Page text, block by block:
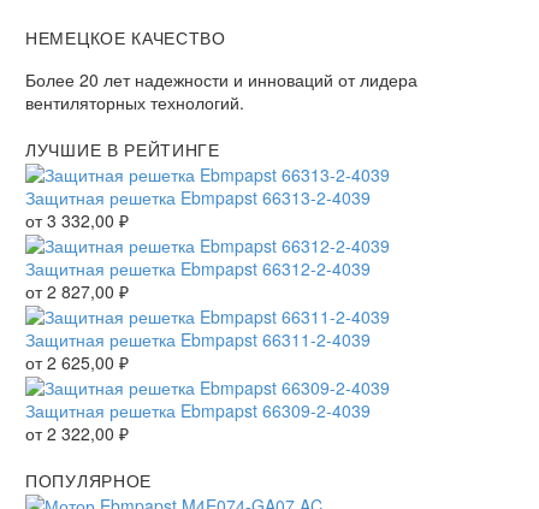
НЕМЕЦКОЕ КАЧЕСТВО
Более 20 лет надежности и инноваций от лидера
вентиляторных технологий.
ЛУЧШИЕ В РЕЙТИНГЕ
Защитная решетка Ebmpapst 66313-2-4039
от3 332,00 ₽
Защитная решетка Ebmpapst 66312-2-4039
от2 827,00 ₽
Защитная решетка Ebmpapst 66311-2-4039
от2 625,00 ₽
Защитная решетка Ebmpapst 66309-2-4039
от2 322,00 ₽
ПОПУЛЯРНОЕ